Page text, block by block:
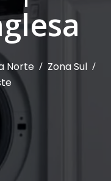
Norte / Zona Sul /